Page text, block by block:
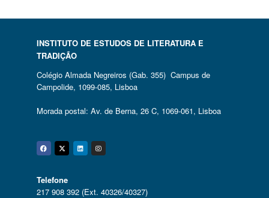
INSTITUTO DE ESTUDOS DE LITERATURA E
TRADIÇÃO
Colégio Almada Negreiros (Gab. 355) Campus de
Campolide, 1099-085, Lisboa
Morada postal: Av. de Berna, 26 C, 1069-061, Lisboa
Facebook
Twitter
Linkedin
Instagram
Telefone
217 908 392 (Ext. 40326/40327)